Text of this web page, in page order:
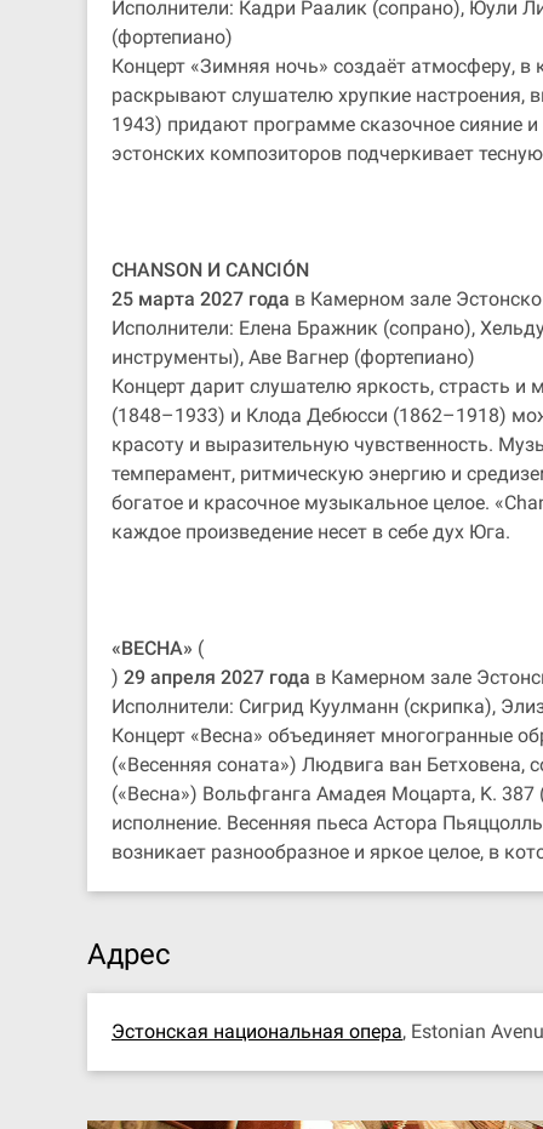
Исполнители: Кадри Раалик (сопрано), Юули
(фортепиано)
Концерт «Зимняя ночь» создаёт атмосферу,
раскрывают слушателю хрупкие настроения,
1943) придают программе сказочное сияние
эстонских композиторов подчеркивает
CHANSON И CANCIÓN
25 марта 2027 года в Камерном зале
Исполнители: Елена Бражник (сопрано),
инструменты), Аве Вагнер (фортепиано)
Концерт дарит слушателю яркость, страсть
(1848–1933) и Клода Дебюсси (1862–1918)
красоту и выразительную чувственность.
темперамент, ритмическую энергию и
богатое и красочное музыкальное целое.
каждое произведение несет в себе дух Юга.
«ВЕСНА» (
) 29 апреля 2027 года в Камерном зале
Исполнители: Сигрид Куулманн (скрипка),
Концерт «Весна» объединяет многогранные
(«Весенняя соната») Людвига ван
(«Весна») Вольфганга Амадея Моцарта, K.
исполнение. Весенняя пьеса Астора
возникает разнообразное и яркое целое, в
Адрес
Эстонская национальная опера, Estonian